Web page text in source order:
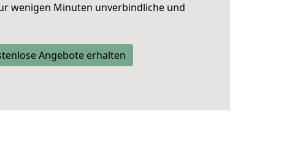
wenigen Minuten unverbindliche und
Angebote erhalten